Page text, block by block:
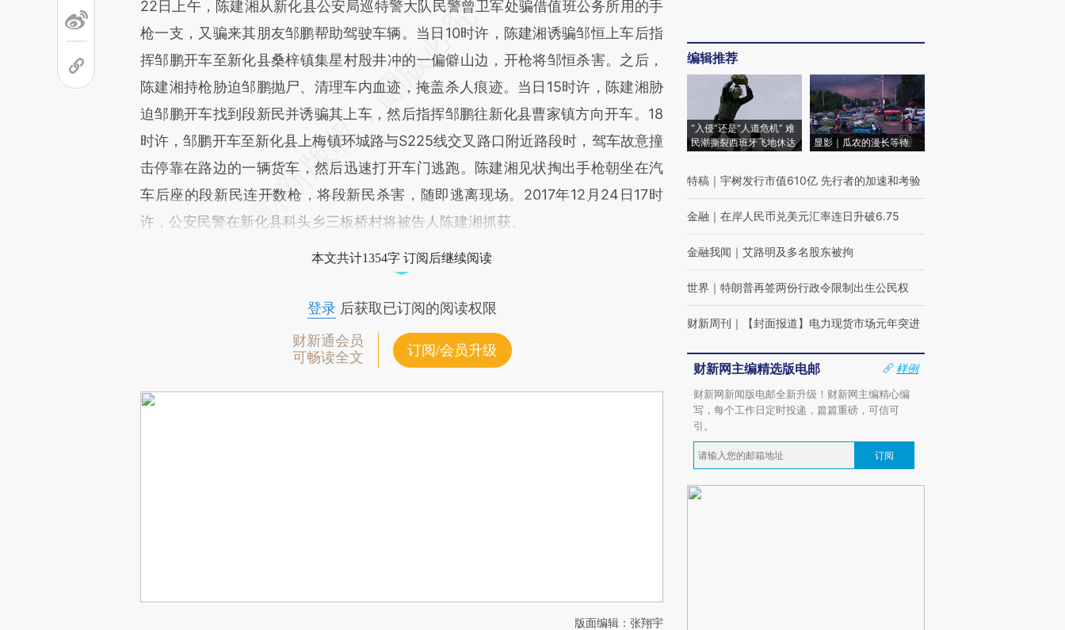
22日上午，陈建湘从新化县公安局巡特警大队民警曾卫军处骗借值班公务所用的手
枪一支，又骗来其朋友邹鹏帮助驾驶车辆。当日10时许，陈建湘诱骗邹恒上车后指
挥邹鹏开车至新化县桑梓镇集星村殷井冲的一偏僻山边，开枪将邹恒杀害。之后，
陈建湘持枪胁迫邹鹏抛尸、清理车内血迹，掩盖杀人痕迹。当日15时许，陈建湘胁
迫邹鹏开车找到段新民并诱骗其上车，然后指挥邹鹏往新化县曹家镇方向开车。18
时许，邹鹏开车至新化县上梅镇环城路与S225线交叉路口附近路段时，驾车故意撞
击停靠在路边的一辆货车，然后迅速打开车门逃跑。陈建湘见状掏出手枪朝坐在汽
车后座的段新民连开数枪，将段新民杀害，随即逃离现场。2017年12月24日17时
许，公安民警在新化县科头乡三板桥村将被告人陈建湘抓获。
本文共计1354字 订阅后继续阅读
登录后获取已订阅的阅读权限
财新通会员
可畅读全文
订阅/会员升级
版面编辑：张翔宇
编辑推荐
“入侵”还是“人道危机” 难
民潮撕裂西班牙飞地休达
显影｜瓜农的漫长等待
特稿 ｜ 宇树发行市值610亿 先行者的加速和考验
金融 ｜ 在岸人民币兑美元汇率连日升破6.75
金融我闻 ｜ 艾路明及多名股东被拘
世界 ｜ 特朗普再签两份行政令限制出生公民权
财新周刊 ｜ 【封面报道】电力现货市场元年突进
财新网主编精选版电邮
样例
财新网新闻版电邮全新升级！财新网主编精心编
写，每个工作日定时投递，篇篇重磅，可信可
引。
订阅